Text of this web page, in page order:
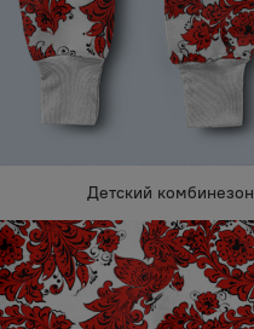
Детский комбинезон